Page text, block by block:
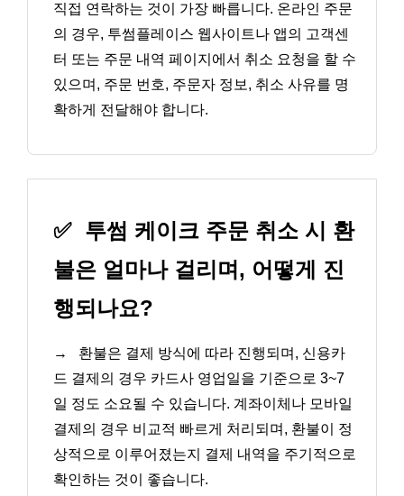
직접 연락하는 것이 가장 빠릅니다. 온라인 주문
의 경우, 투썸플레이스 웹사이트나 앱의 고객센
터 또는 주문 내역 페이지에서 취소 요청을 할 수
있으며, 주문 번호, 주문자 정보, 취소 사유를 명
확하게 전달해야 합니다.
✅ 투썸 케이크 주문 취소 시 환
불은 얼마나 걸리며, 어떻게 진
행되나요?
→
환불은 결제 방식에 따라 진행되며, 신용카
드 결제의 경우 카드사 영업일을 기준으로 3~7
일 정도 소요될 수 있습니다. 계좌이체나 모바일
결제의 경우 비교적 빠르게 처리되며, 환불이 정
상적으로 이루어졌는지 결제 내역을 주기적으로
확인하는 것이 좋습니다.